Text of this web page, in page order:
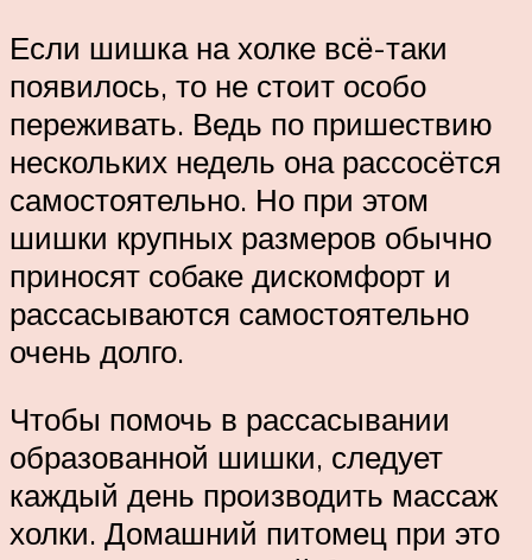
Если шишка на холке всё-таки
появилось, то не стоит особо
переживать. Ведь по пришествию
нескольких недель она рассосётся
самостоятельно. Но при этом
шишки крупных размеров обычно
приносят собаке дискомфорт и
рассасываются самостоятельно
очень долго.
Чтобы помочь в рассасывании
образованной шишки, следует
каждый день производить массаж
холки. Домашний питомец при это